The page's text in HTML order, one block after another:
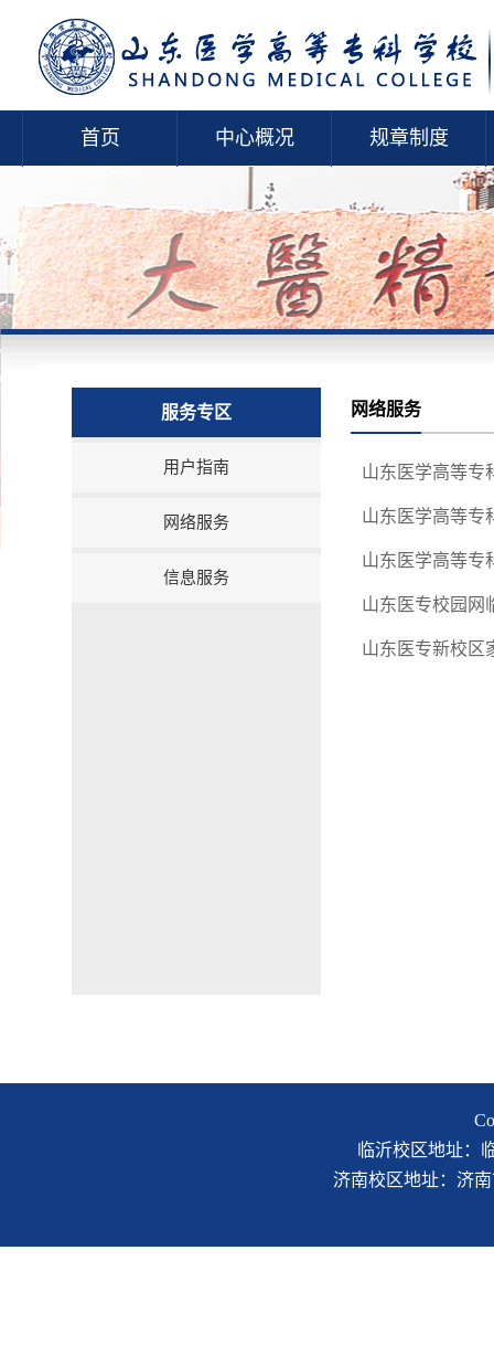
首页 中心概况 规章制度
服务专区
用户指南
网络服务
信息服务
网络服务
山东医学高等专
山东医学高等专
山东医学高等专
山东医专校园网
山东医专新校区
临沂校区地址：
济南校区地址：济南